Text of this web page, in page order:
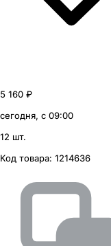
5 160 ₽
сегодня, с 09:00
12 шт.
Код товара: 1214636